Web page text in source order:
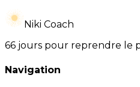
Niki Coach
66 jours pour reprendre le
Navigation